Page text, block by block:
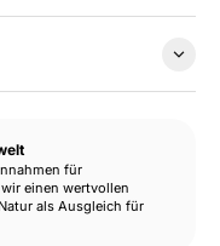
für
einen wertvollen
als Ausgleich für